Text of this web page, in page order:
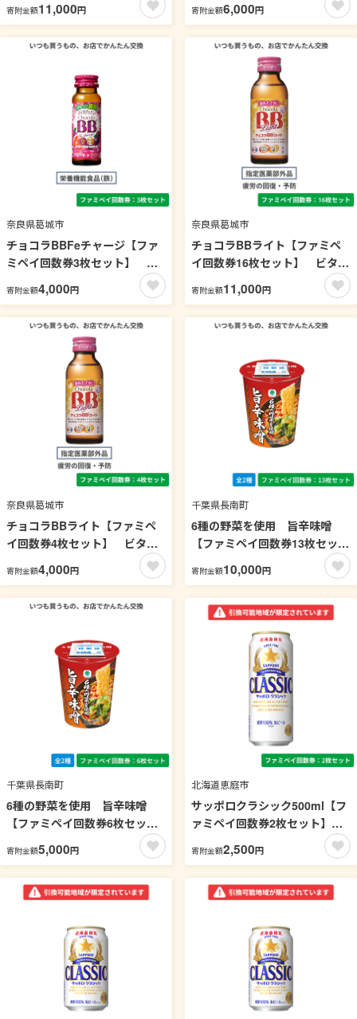
寄附金額11,000円 寄附金額6,000円
奈良県葛城市
チョコラBBFeチャージ【ファ
ミペイ回数券3枚セット】 ビ
寄附金額4,000円
奈良県葛城市
チョコラBBライト【ファミペ
イ回数券16枚セット】 ビタミ
寄附金額11,000円
奈良県葛城市
チョコラBBライト【ファミペ
イ回数券4枚セット】 ビタミ
寄附金額4,000円
千葉県長南町
6種の野菜を使用 旨辛味噌
【ファミペイ回数券13枚セッ
寄附金額10,000円
千葉県長南町
6種の野菜を使用 旨辛味噌
【ファミペイ回数券6枚セッ
寄附金額5,000円
北海道恵庭市
サッポロクラシック500ml【フ
ァミペイ回数券2枚セット】
寄附金額2,500円